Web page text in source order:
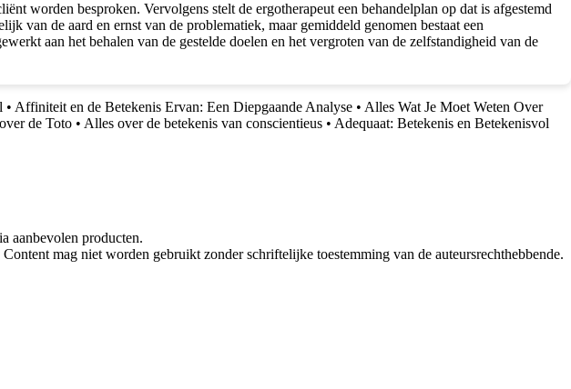
worden besproken. Vervolgens stelt de ergotherapeut een behandelplan op dat is afgestemd
van de aard en ernst van de problematiek, maar gemiddeld genomen bestaat een
aan het behalen van de gestelde doelen en het vergroten van de zelfstandigheid van de
• Affiniteit en de Betekenis Ervan: Een Diepgaande Analyse • Alles Wat Je Moet Weten Over
de Toto • Alles over de betekenis van conscientieus • Adequaat: Betekenis en Betekenisvol
aanbevolen producten.
mag niet worden gebruikt zonder schriftelijke toestemming van de auteursrechthebbende.